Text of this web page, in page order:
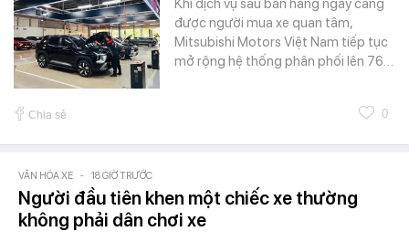
Khi dịch vụ sau bán hàng ngày càng
được người mua xe quan tâm,
Mitsubishi Motors Việt Nam tiếp tục
mở rộng hệ thống phân phối lên 76…
Chia sẻ 0
VĂN HÓA XE - 18 GIỜ TRƯỚC
Người đầu tiên khen một chiếc xe thường
không phải dân chơi xe